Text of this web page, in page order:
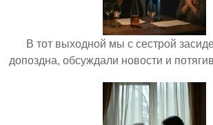
В тот выходной мы с сестрой
допоздна, обсуждали новости и